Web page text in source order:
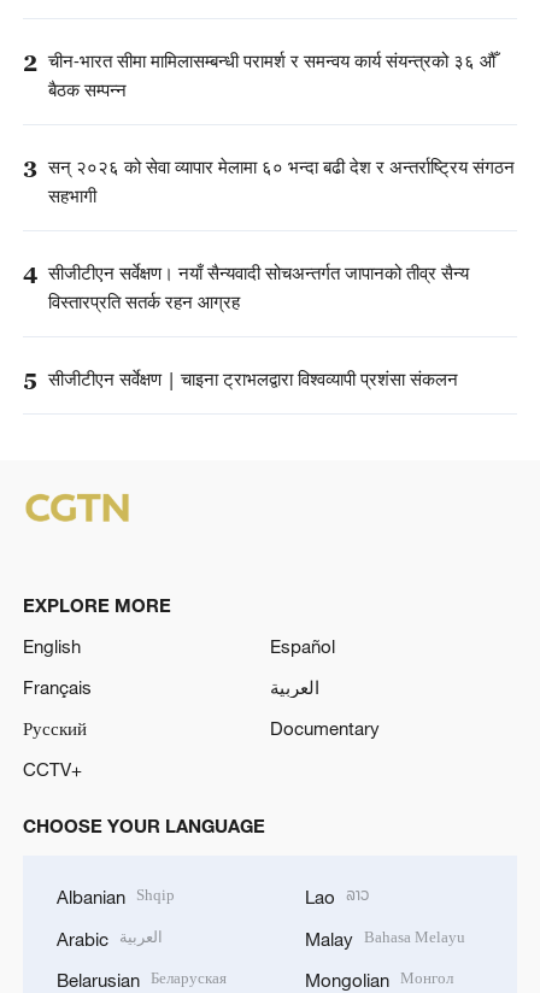
2 चीन-भारत सीमा मामिलासम्बन्धी परामर्श र समन्वय कार्य संयन्त्रको ३६ औँ
बैठक सम्पन्न
3 सन् २०२६ को सेवा व्यापार मेलामा ६० भन्दा बढी देश र अन्तर्राष्ट्रिय संगठन
सहभागी
4 सीजीटीएन सर्वेक्षण। नयाँ सैन्यवादी सोचअन्तर्गत जापानको तीव्र सैन्य
विस्तारप्रति सतर्क रहन आग्रह
5 सीजीटीएन सर्वेक्षण | चाइना ट्राभलद्वारा विश्वव्यापी प्रशंसा संकलन
EXPLORE MORE
English
Español
Français
العربية
Русский
Documentary
CCTV+
CHOOSE YOUR LANGUAGE
Albanian Shqip
Arabic العربية
Belarusian Беларуская
Lao ລາວ
Malay Bahasa Melayu
Mongolian Монгол